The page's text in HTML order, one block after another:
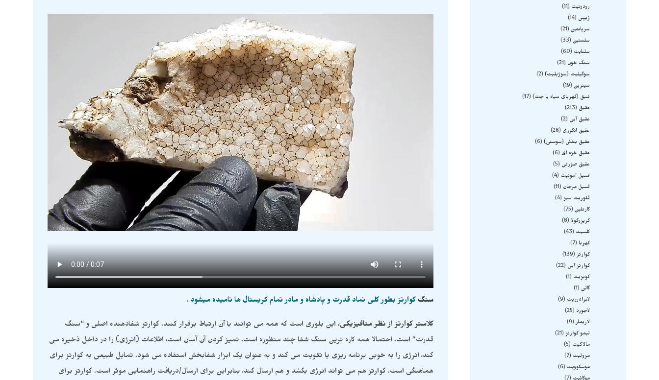
سنگ کوارتز بطور کلی نماد قدرت و پادشاه و مادر تمام کریستال ها نامیده میشود .
کلاستر کوارتز از نظر متافیزیکی، این بلوری است که همه می توانند با آن ارتباط برقرار کنند. کوارتز شفادهنده اصلی و “سنگ
قدرت” است. احتمالا همه کاره ترین سنگ شفا چند منظوره است. تمیز کردن آن آسان است، اطلاعات (انرژی) را در داخل ذخیره می
کند، انرژی را به خوبی برنامه ریزی یا تقویت می کند و به عنوان یک ابزار شفابخش استفاده می شود. تمایل طبیعی به کوارتز برای
هماهنگی است. کوارتز هم می تواند انرژی بکشد و هم ارسال کند، بنابراین برای ارسال/دریافت راهنمایی موثر است. کوارتز برای
رودونیت
11
ژیپس
14
سرپانتین 21
سلستین 33
سلنایت
60
سنگ خون
21
سوگیلیت (سوژیلیت) 2
سیترین 19
شبق (کهربای سیاه یا جت) 17
عقیق
213
عقیق آبی
2
عقیق انگوری
28
عقیق بنفش (سوسنی) 6
عقیق خزه ای
6
عقیق صورتی
5
فسیل آمونیت
4
فسیل مرجان
11
فلوریت سبز 4
کارنلین 75
کریزوکولا 8
کلسیت
43
کهربا
7
کوارتز 139
کوارتز آبی
22
کونزیت
1
گالن 1
لابرادوریت
9
لاجورد
25
لاریمار 9
لیمو کوارتز 21
مالاکیت
5
مزولیت
7
موسکوویت
6